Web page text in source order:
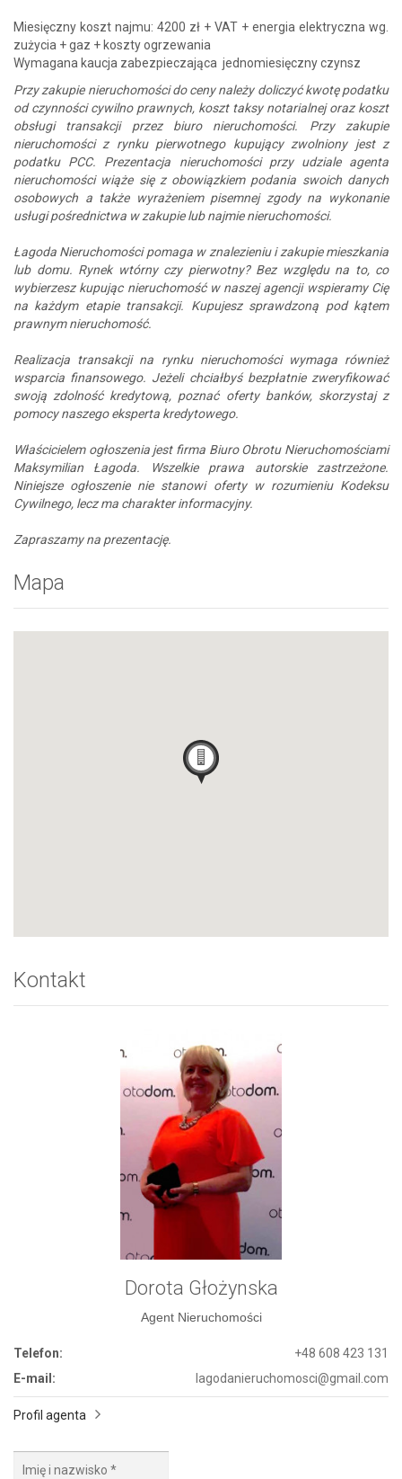
Miesięczny koszt najmu: 4200 zł + VAT + energia elektryczna wg.
zużycia + gaz + koszty ogrzewania
Wymagana kaucja zabezpieczająca jednomiesięczny czynsz
Przy zakupie nieruchomości do ceny należy doliczyć kwotę podatku
od czynności cywilno prawnych, koszt taksy notarialnej oraz koszt
obsługi transakcji przez biuro nieruchomości. Przy zakupie
nieruchomości z rynku pierwotnego kupujący zwolniony jest z
podatku PCC. Prezentacja nieruchomości przy udziale agenta
nieruchomości wiąże się z obowiązkiem podania swoich danych
osobowych a także wyrażeniem pisemnej zgody na wykonanie
usługi pośrednictwa w zakupie lub najmie nieruchomości.
Łagoda Nieruchomości pomaga w znalezieniu i zakupie mieszkania
lub domu. Rynek wtórny czy pierwotny? Bez względu na to, co
wybierzesz kupując nieruchomość w naszej agencji wspieramy Cię
na każdym etapie transakcji. Kupujesz sprawdzoną pod kątem
prawnym nieruchomość.
Realizacja transakcji na rynku nieruchomości wymaga również
wsparcia finansowego. Jeżeli chciałbyś bezpłatnie zweryfikować
swoją zdolność kredytową, poznać oferty banków, skorzystaj z
pomocy naszego eksperta kredytowego.
Właścicielem ogłoszenia jest firma Biuro Obrotu Nieruchomościami
Maksymilian Łagoda. Wszelkie prawa autorskie zastrzeżone.
Niniejsze ogłoszenie nie stanowi oferty w rozumieniu Kodeksu
Cywilnego, lecz ma charakter informacyjny.
Zapraszamy na prezentację.
Mapa
Kontakt
Dorota Głożynska
Agent Nieruchomości
Telefon:
+48 608 423 131
E-mail:
lagodanieruchomosci@gmail.com
Profil agenta